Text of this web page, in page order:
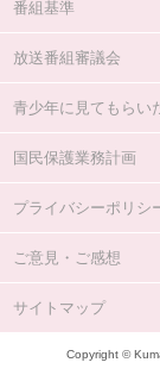
番組基準
放送番組審議会
青少年に見てもらい
国民保護業務計画
プライバシーポリシ
ご意見・ご感想
サイトマップ
Copyright ©